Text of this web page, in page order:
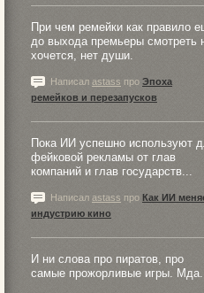
При чем ремейки как правило
до выхода премьеры смотреть
хочется, нет души.
Написал astass про Эпоха
ремейков и перезапусков
Пока ИИ успешно используют
фейковой рекламы от глав
компаний и глав государств...
Написал astass про Как ИИ
индустрию кино
И ни слова про пиратов, про
самые прожорливые игры. Мда.